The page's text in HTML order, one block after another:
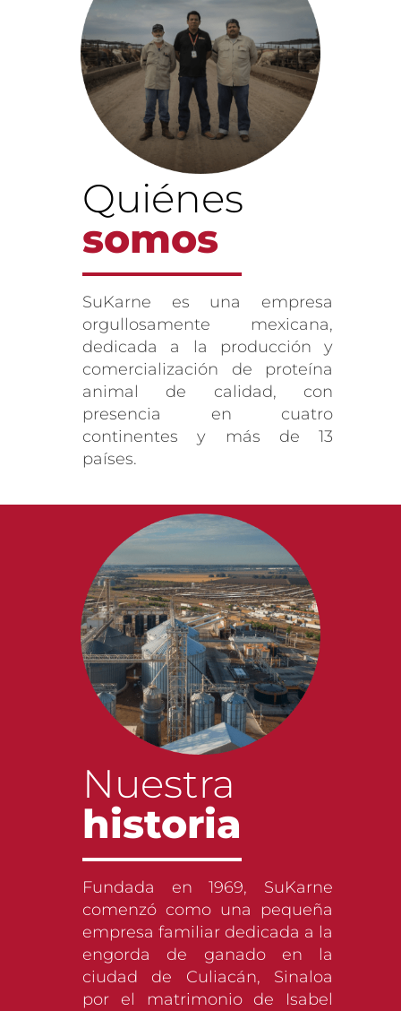
Quiénes
somos
SuKarne es una empresa
orgullosamente mexicana,
dedicada a la producción y
comercialización de proteína
animal de calidad, con
presencia en cuatro
continentes y más de 13
países.
Nuestra
historia
Fundada en 1969, SuKarne
comenzó como una pequeña
empresa familiar dedicada a la
engorda de ganado en la
ciudad de Culiacán, Sinaloa
por el matrimonio de Isabel